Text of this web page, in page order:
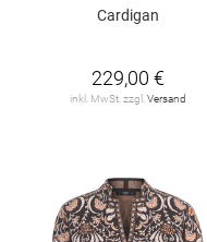
Cardigan
229,00 €
inkl. MwSt. zzgl. Versand